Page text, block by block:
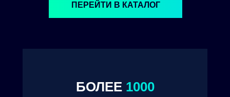
БОЛЕЕ 1000
ПЕРЕЙТИ В КАТАЛОГ